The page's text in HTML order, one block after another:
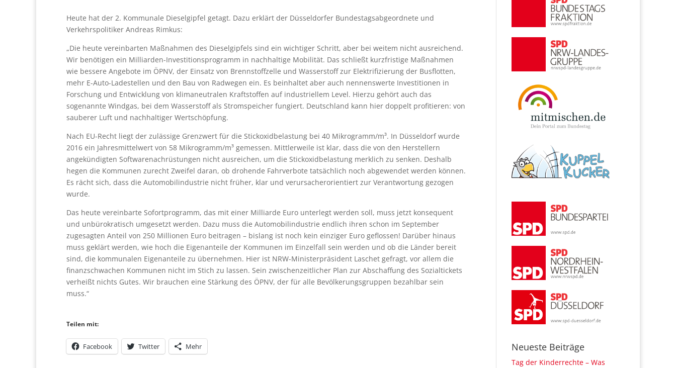
Heute hat der 2. Kommunale Dieselgipfel getagt. Dazu erklärt der Düsseldorfer Bundestagsabgeordnete und
Verkehrspolitiker Andreas Rimkus:
„Die heute vereinbarten Maßnahmen des Dieselgipfels sind ein wichtiger Schritt, aber bei weitem nicht ausreichend.
Wir benötigen ein Milliarden-Investitionsprogramm in nachhaltige Mobilität. Das schließt kurzfristige Maßnahmen
wie bessere Angebote im ÖPNV, der Einsatz von Brennstoffzelle und Wasserstoff zur Elektrifizierung der Busflotten,
mehr E-Auto-Ladestellen und den Bau von Radwegen ein. Es beinhaltet aber auch nennenswerte Investitionen in
Forschung und Entwicklung von klimaneutralen Kraftstoffen auf industriellem Level. Hierzu gehört auch das
sogenannte Windgas, bei dem Wasserstoff als Stromspeicher fungiert. Deutschland kann hier doppelt profitieren: von
sauberer Luft und nachhaltiger Wertschöpfung.
Nach EU-Recht liegt der zulässige Grenzwert für die Stickoxidbelastung bei 40 Mikrogramm/m³. In Düsseldorf wurde
2016 ein Jahresmittelwert von 58 Mikrogramm/m³ gemessen. Mittlerweile ist klar, dass die von den Herstellern
angekündigten Softwarenachrüstungen nicht ausreichen, um die Stickoxidbelastung merklich zu senken. Deshalb
hegen die Kommunen zurecht Zweifel daran, ob drohende Fahrverbote tatsächlich noch abgewendet werden können.
Es rächt sich, dass die Automobilindustrie nicht früher, klar und verursacherorientiert zur Verantwortung gezogen
wurde.
Das heute vereinbarte Sofortprogramm, das mit einer Milliarde Euro unterlegt werden soll, muss jetzt konsequent
und unbürokratisch umgesetzt werden. Dazu muss die Automobilindustrie endlich ihren schon im September
zugesagten Anteil von 250 Millionen Euro beitragen – bislang ist noch kein einziger Euro geflossen! Darüber hinaus
muss geklärt werden, wie hoch die Eigenanteile der Kommunen im Einzelfall sein werden und ob die Länder bereit
sind, die kommunalen Eigenanteile zu übernehmen. Hier ist NRW-Ministerpräsident Laschet gefragt, vor allem die
finanzschwachen Kommunen nicht im Stich zu lassen. Sein zwischenzeitlicher Plan zur Abschaffung des Sozialtickets
verheißt nichts Gutes. Wir brauchen eine Stärkung des ÖPNV, der für alle Bevölkerungsgruppen bezahlbar sein
muss.“
Teilen mit:
Facebook Twitter Mehr Neueste Beiträge
Tag der Kinderrechte – Was